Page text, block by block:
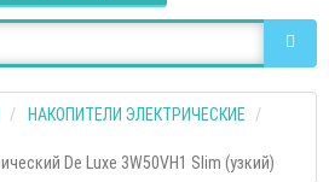
НАКОПИТЕЛИ ЭЛЕКТРИЧЕСКИЕ
De Luxe 3W50VH1 Slim (узкий)